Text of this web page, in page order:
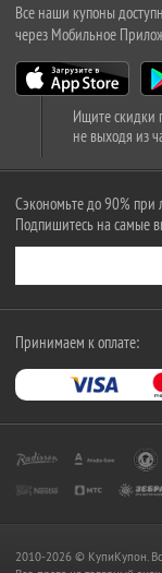
Все наши купоны
через Мобильное
Ищите скидки
не выходя из
Сэкономьте до 90% при
Подпишитесь на самые
Принимаем к оплате:
2010-2026 © КупиКупон.